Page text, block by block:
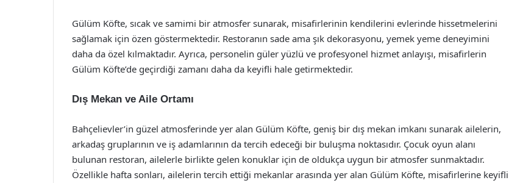
Gülüm Köfte, sıcak ve samimi bir atmosfer sunarak, misafirlerinin kendilerini evlerinde hissetmelerini
sağlamak için özen göstermektedir. Restoranın sade ama şık dekorasyonu, yemek yeme deneyimini
daha da özel kılmaktadır. Ayrıca, personelin güler yüzlü ve profesyonel hizmet anlayışı, misafirlerin
Gülüm Köfte’de geçirdiği zamanı daha da keyifli hale getirmektedir.
Dış Mekan ve Aile Ortamı
Bahçelievler’in güzel atmosferinde yer alan Gülüm Köfte, geniş bir dış mekan imkanı sunarak ailelerin,
arkadaş gruplarının ve iş adamlarının da tercih edeceği bir buluşma noktasıdır. Çocuk oyun alanı
bulunan restoran, ailelerle birlikte gelen konuklar için de oldukça uygun bir atmosfer sunmaktadır.
Özellikle hafta sonları, ailelerin tercih ettiği mekanlar arasında yer alan Gülüm Köfte, misafirlerine keyifli